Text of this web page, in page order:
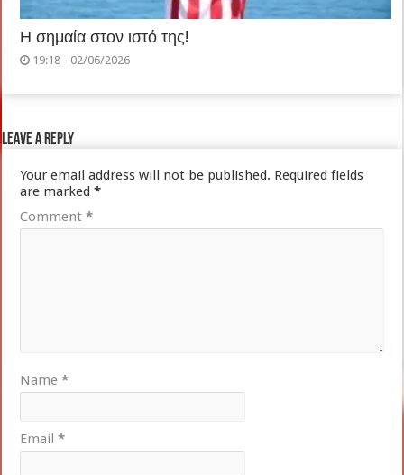
Η σημαία στον ιστό της!
19:18 - 02/06/2026
Leave a Reply
Your email address will not be published. Required fields
are marked*
Comment*
Name*
Email*